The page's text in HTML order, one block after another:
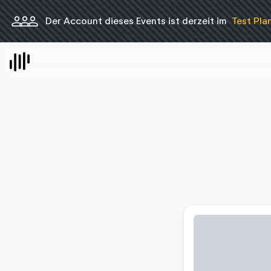
personpersonperson Der Account dieses Events ist derzeit im Test